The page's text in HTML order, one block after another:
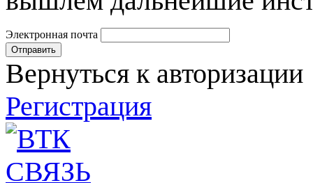
Электронная почта
Вернуться к авторизации
Регистрация